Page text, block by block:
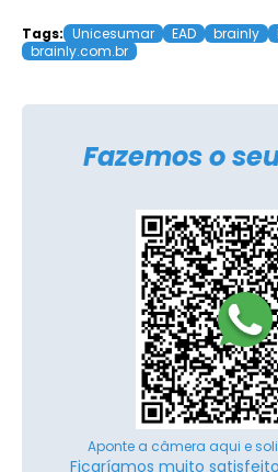
Tags: Unicesumar EAD brainly
brainly.com.br
Fazemos o
Aponte a câmera aqui e
Ficaríamos muito